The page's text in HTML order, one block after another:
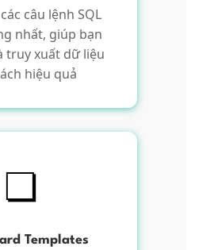
câu lệnh SQL
nhất, giúp bạn
truy xuất dữ liệu
hiệu quả
❏
Templates